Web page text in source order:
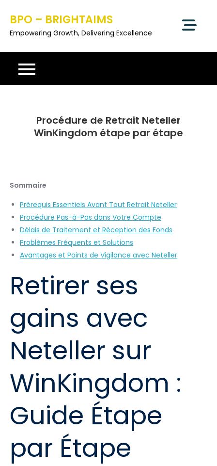
content
BPO – BRIGHTAIMS
Empowering Growth, Delivering Excellence
Procédure de Retrait Neteller
WinKingdom étape par étape
Sommaire
Prérequis Essentiels Avant Tout Retrait Neteller
Procédure Pas-à-Pas dans Votre Compte
Délais de Traitement et Réception des Fonds
Problèmes Fréquents et Solutions
Avantages et Points de Vigilance avec Neteller
Retirer ses
gains avec
Neteller sur
WinKingdom :
Guide Étape
par Étape